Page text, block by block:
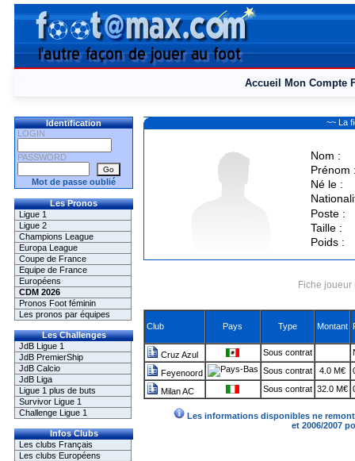
Accueil Mon Compte
Identification
LOGIN
PASSWORD
Mot de passe oublié
Les Pronos
Ligue 1
Ligue 2
Champions League
Europa League
Coupe de France
Equipe de France
Européens
CDM 2026
Pronos Foot féminin
Les pronos par équipes
Les Challenges
JdB Ligue 1
JdB PremierShip
JdB Calcio
JdB Liga
Ligue 1 plus de buts
Survivor Ligue 1
Challenge Ligue 1
Infos Clubs
Les clubs Français
Les clubs Européens
~~ La
Nom :
Prénom
Né le :
Poste :
Taille :
Poids :
Fiche
Club Pays Type Montant
Cruz Azul Sous contrat
Feyenoord Sous contrat 4.0 M€
Milan AC Sous contrat 32.0 M€
Les informations disponibles ne
et 2006/2007